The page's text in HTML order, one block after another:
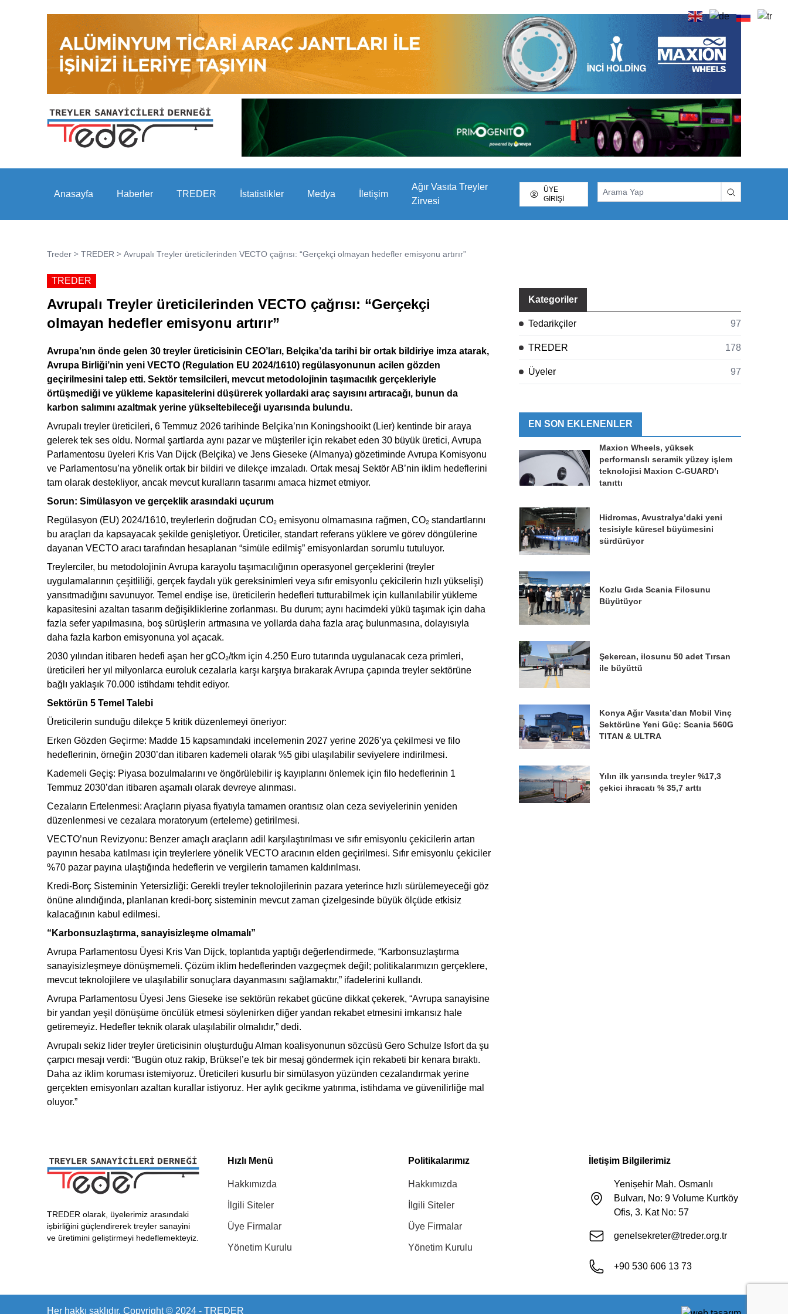
Anasayfa Haberler TREDER İstatistikler Medya İletişim
Ağır Vasıta Treyler
Zirvesi
ÜYE
GİRİŞİ
Treder > TREDER > Avrupalı Treyler üreticilerinden VECTO çağrısı: “Gerçekçi olmayan hedefler emisyonu artırır”
TREDER
Avrupalı Treyler üreticilerinden VECTO çağrısı: “Gerçekçi
olmayan hedefler emisyonu artırır”
Avrupa’nın önde gelen 30 treyler üreticisinin CEO’ları, Belçika’da tarihi bir ortak bildiriye imza atarak,
Avrupa Birliği’nin yeni VECTO (Regulation EU 2024/1610) regülasyonunun acilen gözden
geçirilmesini talep etti. Sektör temsilcileri, mevcut metodolojinin taşımacılık gerçekleriyle
örtüşmediği ve yükleme kapasitelerini düşürerek yollardaki araç sayısını artıracağı, bunun da
karbon salımını azaltmak yerine yükseltebileceği uyarısında bulundu.
Avrupalı treyler üreticileri, 6 Temmuz 2026 tarihinde Belçika’nın Koningshooikt (Lier) kentinde bir araya
gelerek tek ses oldu. Normal şartlarda aynı pazar ve müşteriler için rekabet eden 30 büyük üretici, Avrupa
Parlamentosu üyeleri Kris Van Dijck (Belçika) ve Jens Gieseke (Almanya) gözetiminde Avrupa Komisyonu
ve Parlamentosu’na yönelik ortak bir bildiri ve dilekçe imzaladı. Ortak mesaj Sektör AB’nin iklim hedeflerini
tam olarak destekliyor, ancak mevcut kuralların tasarımı amaca hizmet etmiyor.
Sorun: Simülasyon ve gerçeklik arasındaki uçurum
Regülasyon (EU) 2024/1610, treylerlerin doğrudan CO₂ emisyonu olmamasına rağmen, CO₂ standartlarını
bu araçları da kapsayacak şekilde genişletiyor. Üreticiler, standart referans yüklere ve görev döngülerine
dayanan VECTO aracı tarafından hesaplanan “simüle edilmiş” emisyonlardan sorumlu tutuluyor.
Treylerciler, bu metodolojinin Avrupa karayolu taşımacılığının operasyonel gerçeklerini (treyler
uygulamalarının çeşitliliği, gerçek faydalı yük gereksinimleri veya sıfır emisyonlu çekicilerin hızlı yükselişi)
yansıtmadığını savunuyor. Temel endişe ise, üreticilerin hedefleri tutturabilmek için kullanılabilir yükleme
kapasitesini azaltan tasarım değişikliklerine zorlanması. Bu durum; aynı hacimdeki yükü taşımak için daha
fazla sefer yapılmasına, boş sürüşlerin artmasına ve yollarda daha fazla araç bulunmasına, dolayısıyla
daha fazla karbon emisyonuna yol açacak.
2030 yılından itibaren hedefi aşan her gCO₂/tkm için 4.250 Euro tutarında uygulanacak ceza primleri,
üreticileri her yıl milyonlarca euroluk cezalarla karşı karşıya bırakarak Avrupa çapında treyler sektörüne
bağlı yaklaşık 70.000 istihdamı tehdit ediyor.
Sektörün 5 Temel Talebi
Üreticilerin sunduğu dilekçe 5 kritik düzenlemeyi öneriyor:
Erken Gözden Geçirme: Madde 15 kapsamındaki incelemenin 2027 yerine 2026’ya çekilmesi ve filo
hedeflerinin, örneğin 2030’dan itibaren kademeli olarak %5 gibi ulaşılabilir seviyelere indirilmesi.
Kademeli Geçiş: Piyasa bozulmalarını ve öngörülebilir iş kayıplarını önlemek için filo hedeflerinin 1
Temmuz 2030’dan itibaren aşamalı olarak devreye alınması.
Cezaların Ertelenmesi: Araçların piyasa fiyatıyla tamamen orantısız olan ceza seviyelerinin yeniden
düzenlenmesi ve cezalara moratoryum (erteleme) getirilmesi.
VECTO’nun Revizyonu: Benzer amaçlı araçların adil karşılaştırılması ve sıfır emisyonlu çekicilerin artan
payının hesaba katılması için treylerlere yönelik VECTO aracının elden geçirilmesi. Sıfır emisyonlu çekiciler
%70 pazar payına ulaştığında hedeflerin ve vergilerin tamamen kaldırılması.
Kredi-Borç Sisteminin Yetersizliği: Gerekli treyler teknolojilerinin pazara yeterince hızlı sürülemeyeceği göz
önüne alındığında, planlanan kredi-borç sisteminin mevcut zaman çizelgesinde büyük ölçüde etkisiz
kalacağının kabul edilmesi.
“Karbonsuzlaştırma, sanayisizleşme olmamalı”
Avrupa Parlamentosu Üyesi Kris Van Dijck, toplantıda yaptığı değerlendirmede, “Karbonsuzlaştırma
sanayisizleşmeye dönüşmemeli. Çözüm iklim hedeflerinden vazgeçmek değil; politikalarımızın gerçeklere,
mevcut teknolojilere ve ulaşılabilir sonuçlara dayanmasını sağlamaktır,” ifadelerini kullandı.
Avrupa Parlamentosu Üyesi Jens Gieseke ise sektörün rekabet gücüne dikkat çekerek, “Avrupa sanayisine
bir yandan yeşil dönüşüme öncülük etmesi söylenirken diğer yandan rekabet etmesini imkansız hale
getiremeyiz. Hedefler teknik olarak ulaşılabilir olmalıdır,” dedi.
Avrupalı sekiz lider treyler üreticisinin oluşturduğu Alman koalisyonunun sözcüsü Gero Schulze Isfort da şu
çarpıcı mesajı verdi: “Bugün otuz rakip, Brüksel’e tek bir mesaj göndermek için rekabeti bir kenara bıraktı.
Daha az iklim koruması istemiyoruz. Üreticileri kusurlu bir simülasyon yüzünden cezalandırmak yerine
gerçekten emisyonları azaltan kurallar istiyoruz. Her aylık gecikme yatırıma, istihdama ve güvenilirliğe mal
oluyor.”
Kategoriler
Tedarikçiler 97
TREDER 178
Üyeler 97
EN SON EKLENENLER
Maxion Wheels, yüksek
performanslı seramik yüzey işlem
teknolojisi Maxion C-GUARD’ı
tanıttı
Hidromas, Avustralya’daki yeni
tesisiyle küresel büyümesini
sürdürüyor
Kozlu Gıda Scania Filosunu
Büyütüyor
Şekercan, ilosunu 50 adet Tırsan
ile büyüttü
Konya Ağır Vasıta’dan Mobil Vinç
Sektörüne Yeni Güç: Scania 560G
TITAN & ULTRA
Yılın ilk yarısında treyler %17,3
çekici ihracatı % 35,7 arttı
TREDER olarak, üyelerimiz arasındaki
ișbirliğini güçlendirerek treyler sanayini
ve üretimini geliștirmeyi hedeflemekteyiz.
Hızlı Menü
Hakkımızda
İlgili Siteler
Üye Firmalar
Yönetim Kurulu
Politikalarımız
Hakkımızda
İlgili Siteler
Üye Firmalar
Yönetim Kurulu
İletişim Bilgilerimiz
Yenișehir Mah. Osmanlı
Bulvarı, No: 9 Volume Kurtköy
Ofis, 3. Kat No: 57
genelsekreter@treder.org.tr
+90 530 606 13 73
Her hakkı saklıdır. Copyright © 2024 - TREDER